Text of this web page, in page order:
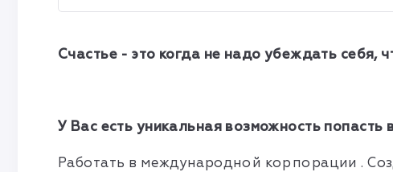
Счастье - это когда не надо убеждать себя,
У Вас есть уникальная возможность
Работать в международной корпорации .